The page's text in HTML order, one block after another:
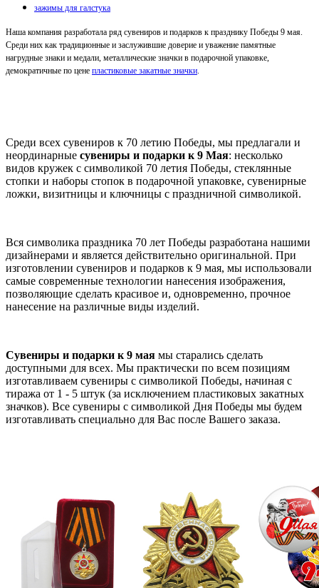
зажимы для галстука
Наша компания разработала ряд сувениров и подарков к празднику Победы 9 мая.
Среди них как традиционные и заслужившие доверие и уважение памятные
нагрудные знаки и медали, металлические значки в подарочной упаковке,
демократичные по цене пластиковые закатные значки.
Среди всех сувениров к 70 летию Победы, мы предлагали и
неординарные сувениры и подарки к 9 Мая: несколько
видов кружек с символикой 70 летия Победы, стеклянные
стопки и наборы стопок в подарочной упаковке, сувенирные
ложки, визитницы и ключницы с праздничной символикой.
Вся символика праздника 70 лет Победы разработана нашими
дизайнерами и является действительно оригинальной. При
изготовлении сувениров и подарков к 9 мая, мы использовали
самые современные технологии нанесения изображения,
позволяющие сделать красивое и, одновременно, прочное
нанесение на различные виды изделий.
Сувениры и подарки к 9 мая мы старались сделать
доступными для всех. Мы практически по всем позициям
изготавливаем сувениры с символикой Победы, начиная с
тиража от 1 - 5 штук (за исключением пластиковых закатных
значков). Все сувениры с символикой Дня Победы мы будем
изготавливать специально для Вас после Вашего заказа.